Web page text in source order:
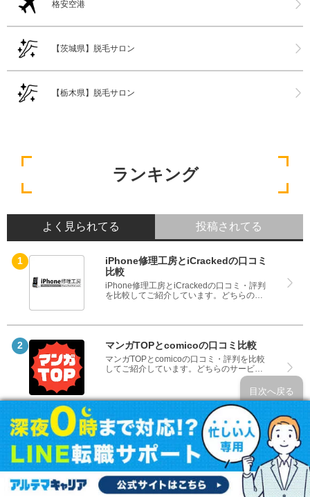
格安空港
【茨城県】脱毛サロン
【栃木県】脱毛サロン
ランキング
よく見られてる 投稿されてる
iPhone修理工房とiCrackedの口コミ
比較
iPhone修理工房とiCrackedの口コミ・評判
を比較してご紹介しています。どちらのサ
て、iPhone修理工房とiCrackedのどちらを
マンガTOPとcomicoの口コミ比較
マンガTOPとcomicoの口コミ・評判を比較
してご紹介しています。どちらのサービス
も実際を利用した方の評判ですので、良い
ところと悪いところどちらも見て、マンガ
TOPとcomicoのどちらを使うのか参考にし
アイサポとiCrackedの口コミ比較
アイサポとiCrackedの口コミ・評判を比較
してご紹介しています。どちらのサービス
も実際を利用した方の評判ですので、良い
ところと悪いところどちらも見て、アイサ
ポとiCrackedのどちらを使うのか参考にし
てください。
目次へ戻る